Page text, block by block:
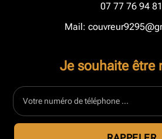
07 77 76 94 81
Mail:
Je souhaite être